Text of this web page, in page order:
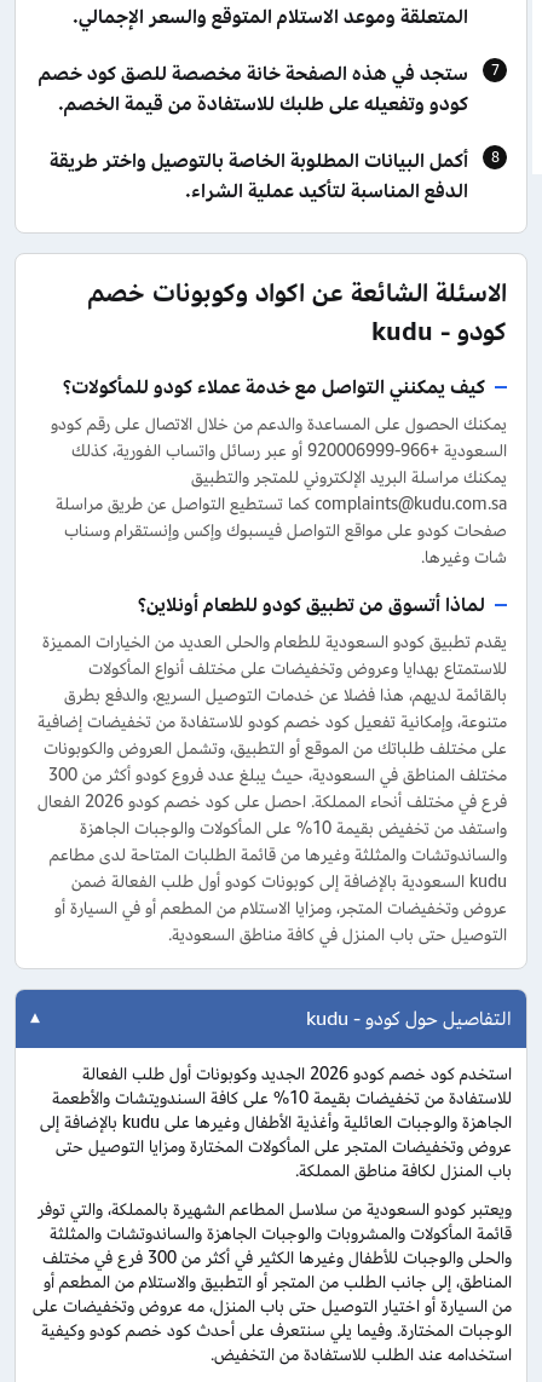
المتعلقة وموعد الاستلام المتوقع والسعر الإجمالي.
ستجد في هذه الصفحة خانة مخصصة للصق كود خصم
كودو وتفعيله على طلبك للاستفادة من قيمة الخصم.
أكمل البيانات المطلوبة الخاصة بالتوصيل واختر طريقة
الدفع المناسبة لتأكيد عملية الشراء.
الاسئلة الشائعة عن اكواد وكوبونات خصم
كودو - kudu
كيف يمكنني التواصل مع خدمة عملاء كودو للمأكولات؟
يمكنك الحصول على المساعدة والدعم من خلال الاتصال على رقم كودو
السعودية +966-920006999 أو عبر رسائل واتساب الفورية، كذلك
يمكنك مراسلة البريد الإلكتروني للمتجر والتطبيق
complaints@kudu.com.sa كما تستطيع التواصل عن طريق مراسلة
صفحات كودو على مواقع التواصل فيسبوك وإكس وإنستقرام وسناب
شات وغيرها.
لماذا أتسوق من تطبيق كودو للطعام أونلاين؟
يقدم تطبيق كودو السعودية للطعام والحلى العديد من الخيارات المميزة
للاستمتاع بهدايا وعروض وتخفيضات على مختلف أنواع المأكولات
بالقائمة لديهم، هذا فضلا عن خدمات التوصيل السريع، والدفع بطرق
متنوعة، وإمكانية تفعيل كود خصم كودو للاستفادة من تخفيضات إضافية
على مختلف طلباتك من الموقع أو التطبيق، وتشمل العروض والكوبونات
مختلف المناطق في السعودية، حيث يبلغ عدد فروع كودو أكثر من 300
فرع في مختلف أنحاء المملكة. احصل على كود خصم كودو 2026 الفعال
واستفد من تخفيض بقيمة 10% على المأكولات والوجبات الجاهزة
والساندوتشات والمثلثة وغيرها من قائمة الطلبات المتاحة لدى مطاعم
kudu السعودية بالإضافة إلى كوبونات كودو أول طلب الفعالة ضمن
عروض وتخفيضات المتجر، ومزايا الاستلام من المطعم أو في السيارة أو
التوصيل حتى باب المنزل في كافة مناطق السعودية.
التفاصيل حول كودو - kudu
استخدم كود خصم كودو 2026 الجديد وكوبونات أول طلب الفعالة
للاستفادة من تخفيضات بقيمة 10% على كافة السندويتشات والأطعمة
الجاهزة والوجبات العائلية وأغذية الأطفال وغيرها على kudu بالإضافة إلى
عروض وتخفيضات المتجر على المأكولات المختارة ومزايا التوصيل حتى
باب المنزل لكافة مناطق المملكة.
ويعتبر كودو السعودية من سلاسل المطاعم الشهيرة بالمملكة، والتي توفر
قائمة المأكولات والمشروبات والوجبات الجاهزة والساندوتشات والمثلثة
والحلى والوجبات للأطفال وغيرها الكثير في أكثر من 300 فرع في مختلف
المناطق، إلى جانب الطلب من المتجر أو التطبيق والاستلام من المطعم أو
من السيارة أو اختيار التوصيل حتى باب المنزل، مه عروض وتخفيضات على
الوجبات المختارة. وفيما يلي سنتعرف على أحدث كود خصم كودو وكيفية
استخدامه عند الطلب للاستفادة من التخفيض.